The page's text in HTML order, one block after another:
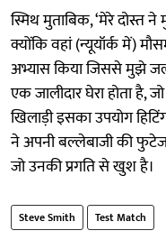
स्मिथ मुताबिक, ‘मेरे दोस्त
क्योंकि वहां (न्यूयॉर्क में)
अभ्यास किया जिससे मुझे
एक जालीदार घेरा होता है,
खिलाड़ी इसका उपयोग
ने अपनी बल्लेबाजी की
जो उनकी प्रगति से खुश है।
Steve Smith Test Match